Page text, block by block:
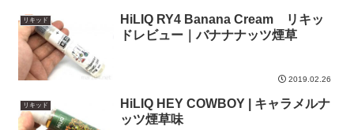
リキッド
HiLIQ RY4 Banana Cream リキッ
ドレビュー｜バナナナッツ煙草
2019.02.26
リキッド
HiLIQ HEY COWBOY | キャラメルナ
ッツ煙草味